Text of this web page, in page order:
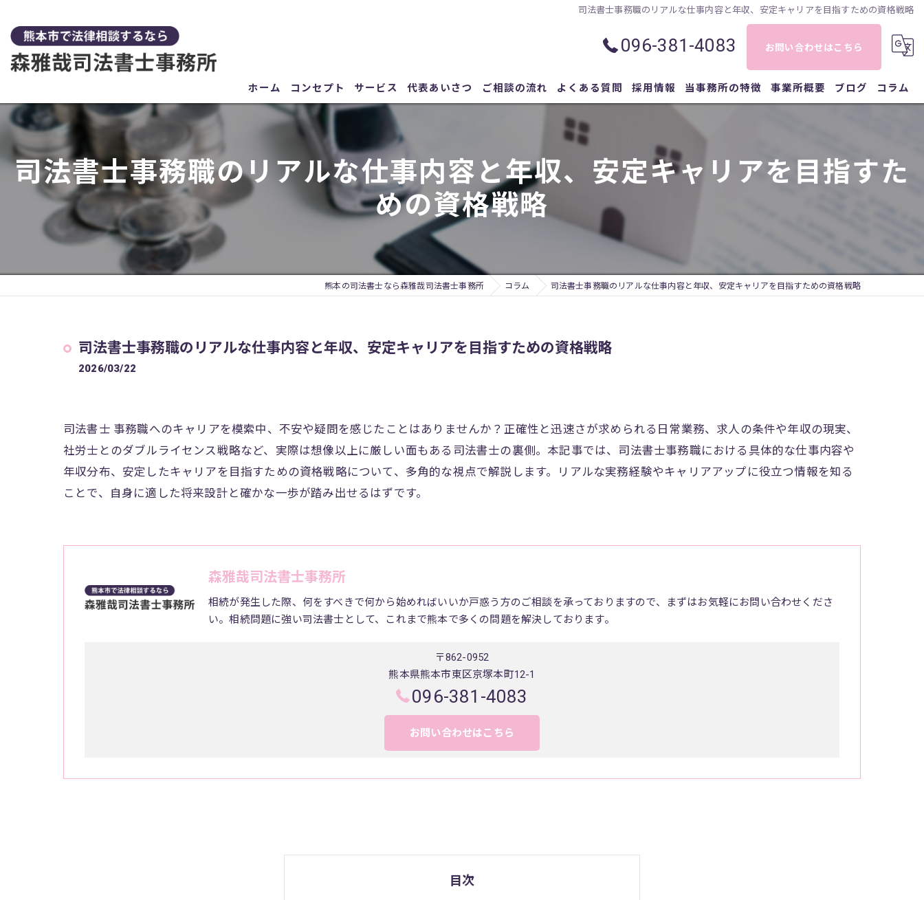
司法書士事務職のリアルな仕事内容と年収、安定キャリアを目指すための資格戦略
096-381-4083 お問い合わせはこちら
ホーム コンセプト サービス 代表あいさつ ご相談の流れ よくある質問 採用情報 当事務所の特徴
相続
登記
事業所概要 ブログ コラム
司法書士事務職のリアルな仕事内容と年収、安定キャリアを目指すた
めの資格戦略
熊本の司法書士なら森雅哉司法書士事務所 コラム 司法書士事務職のリアルな仕事内容と年収、安定キャリアを目指すための資格戦略
司法書士事務職のリアルな仕事内容と年収、安定キャリアを目指すための資格戦略
2026/03/22
司法書士 事務職へのキャリアを模索中、不安や疑問を感じたことはありませんか？正確性と迅速さが求められる日常業務、求人の条件や年収の現実、
社労士とのダブルライセンス戦略など、実際は想像以上に厳しい面もある司法書士の裏側。本記事では、司法書士事務職における具体的な仕事内容や
年収分布、安定したキャリアを目指すための資格戦略について、多角的な視点で解説します。リアルな実務経験やキャリアアップに役立つ情報を知る
ことで、自身に適した将来設計と確かな一歩が踏み出せるはずです。
森雅哉司法書士事務所
相続が発生した際、何をすべきで何から始めればいいか戸惑う方のご相談を承っておりますので、まずはお気軽にお問い合わせくださ
い。相続問題に強い司法書士として、これまで熊本で多くの問題を解決しております。
〒862-0952
熊本県熊本市東区京塚本町12-1
096-381-4083
お問い合わせはこちら
目次